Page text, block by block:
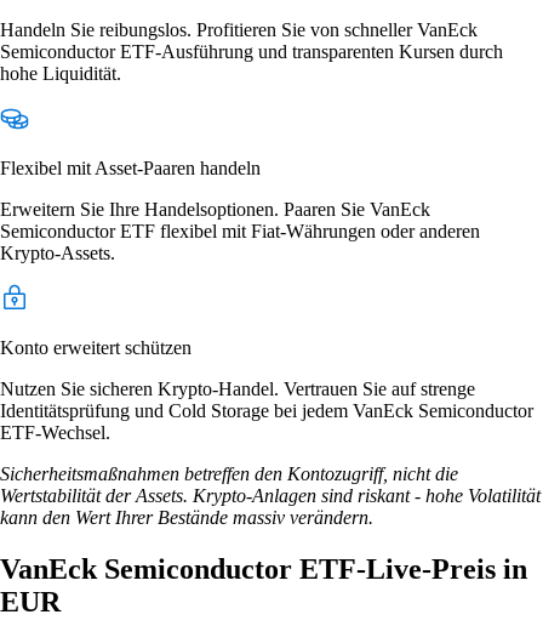
Handeln Sie reibungslos. Profitieren Sie von schneller VanEck
Semiconductor ETF-Ausführung und transparenten Kursen durch
hohe Liquidität.
Flexibel mit Asset-Paaren handeln
Erweitern Sie Ihre Handelsoptionen. Paaren Sie VanEck
Semiconductor ETF flexibel mit Fiat-Währungen oder anderen
Krypto-Assets.
Konto erweitert schützen
Nutzen Sie sicheren Krypto-Handel. Vertrauen Sie auf strenge
Identitätsprüfung und Cold Storage bei jedem VanEck Semiconductor
ETF-Wechsel.
Sicherheitsmaßnahmen betreffen den Kontozugriff, nicht die
Wertstabilität der Assets. Krypto-Anlagen sind riskant - hohe Volatilität
kann den Wert Ihrer Bestände massiv verändern.
VanEck Semiconductor ETF-Live-Preis in
EUR